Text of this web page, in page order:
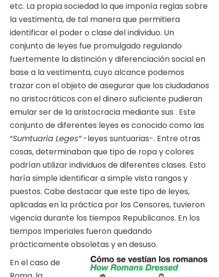
etc. La propia sociedad la que imponía reglas sobre
la vestimenta, de tal manera que permitiera
identificar el poder o clase del individuo. Un
conjunto de leyes fue promulgado regulando
fuertemente la distinción y diferenciación social en
base a la vestimenta, cuyo alcance podemos
trazar con el objeto de asegurar que los ciudadanos
no aristocráticos con el dinero suficiente pudieran
emular ser de la aristocracia mediante sus . Este
conjunto de diferentes leyes es conocido como las
“Sumtuaria Leges”-leyes suntuarias-. Entre otras
cosas, determinaban que tipo de ropa y colores
podrían utilizar individuos de diferentes clases. Esto
haría simple identificar a simple vista rangos y
puestos. Cabe destacar que este tipo de leyes,
aplicadas en la práctica por los Censores, tuvieron
vigencia durante los tiempos Republicanos. En los
tiempos Imperiales fueron quedando
prácticamente obsoletas y en desuso.
En el caso de